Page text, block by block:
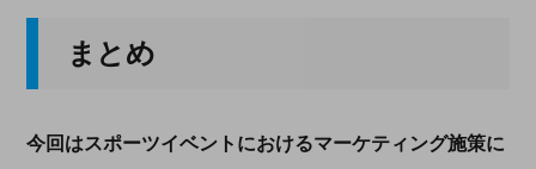
まとめ
今回はスポーツイベントにおけるマーケティング施策に